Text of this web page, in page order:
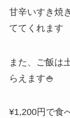
甘辛いすき焼
ててくれます
また、ご飯は
らえます🍚
¥1,200円で食